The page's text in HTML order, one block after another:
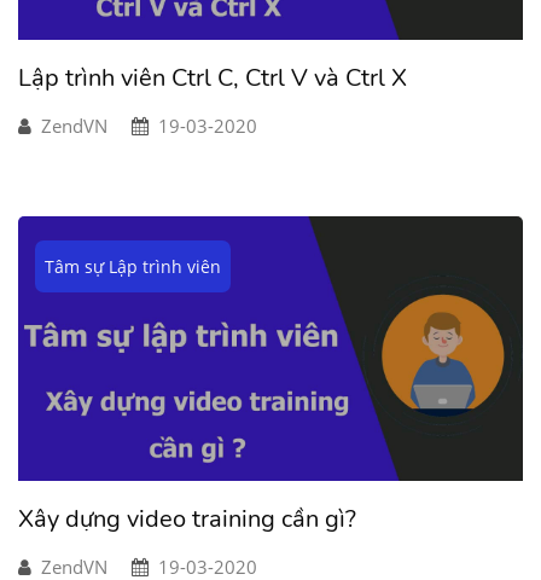
Lập trình viên Ctrl C, Ctrl V và Ctrl X
ZendVN 19-03-2020
Tâm sự Lập trình viên
Xây dựng video training cần gì?
ZendVN 19-03-2020